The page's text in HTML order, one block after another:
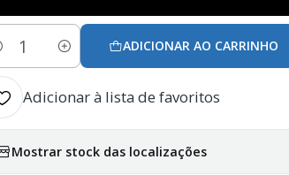
ADICIONAR AO CARRINHO
Adicionar à lista de favoritos
Mostrar stock das localizações